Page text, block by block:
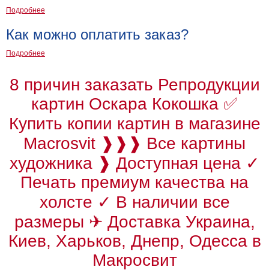
Подробнее
Как можно оплатить заказ?
Подробнее
8 причин заказать Репродукции
картин Оскара Кокошка ✅
Купить копии картин в магазине
Macrosvit ❱❱❱ Все картины
художника ❱ Доступная цена ✓
Печать премиум качества на
холсте ✓ В наличии все
размеры ✈ Доставка Украина,
Киев, Харьков, Днепр, Одесса в
Макросвит